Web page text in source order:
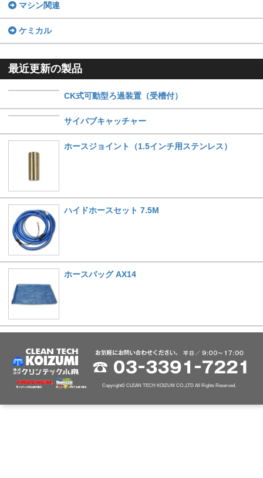
マシン関連
ケミカル
最近更新の製品
CK式可動型ろ過装置（受槽付）
サイバブキャッチャー
ホースジョイント（1.5インチ用ステンレス）
ハイドホースセット 7.5M
ホースバッグ AX14
Copyright© CLEAN TECH KOIZUM CO.,LTD All Rights Reserved.